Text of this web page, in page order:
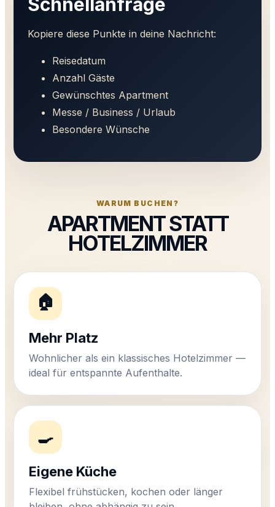
Kopiere diese Punkte in deine Nachricht:
Reisedatum
Anzahl Gäste
Gewünschtes Apartment
Messe / Business / Urlaub
Besondere Wünsche
WARUM BUCHEN?
APARTMENT STATT
HOTELZIMMER
🏠
Mehr Platz
Wohnlicher als ein klassisches Hotelzimmer —
ideal für entspannte Aufenthalte.
🍳
Eigene Küche
Flexibel frühstücken, kochen oder länger